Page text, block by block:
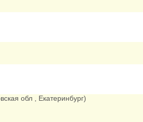
обл , Екатеринбург)